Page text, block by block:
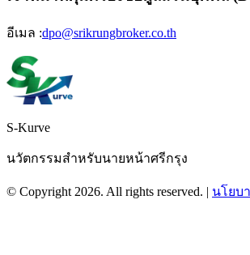
อีเมล :dpo@srikrungbroker.co.th
S-Kurve
นวัตกรรมสำหรับนายหน้าศรีกรุง
© Copyright 2026. All rights reserved. | นโยบ